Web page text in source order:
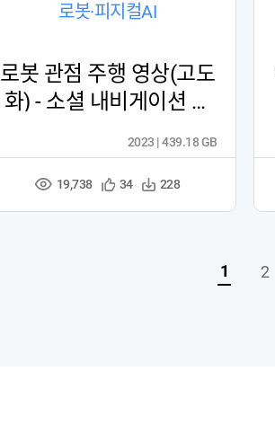
로봇·피지컬AI
로봇 관점 주행 영상(고도
화) - 소셜 내비게이션 로
조
수
19,738
관
등
34
다
수
228
2023 | 439.18 GB
1 2